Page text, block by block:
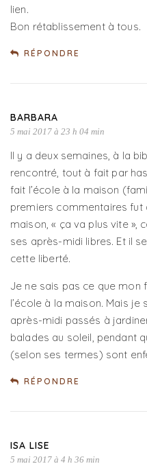
lien.
Bon rétablissement à tous.
RÉPONDRE
BARBARA
5 mai 2017 à 23 h 04 min
Il y a deux semaines, à la
rencontré, tout à fait par
fait l’école à la maison
premiers commentaires fut
maison, « ça va plus vite »,
ses après-midi libres. Et il
cette liberté.
Je ne sais pas ce que mon
l’école à la maison. Mais je
après-midi passés à
balades au soleil, pendant
(selon ses termes) sont
RÉPONDRE
ISA LISE
5 mai 2017 à 4 h 36 min